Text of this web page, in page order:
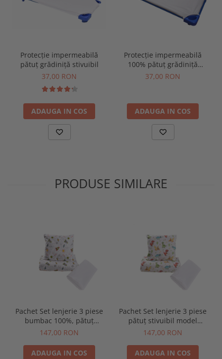
Protecție impermeabilă
pătuț grădiniță stivuibil
37,00 RON
ADAUGA IN COS
Protecție impermeabilă
100% pătuț grădiniță
stivuibil, matlasată, albă,
37,00 RON
ADAUGA IN COS
PRODUSE SIMILARE
Pachet Set lenjerie 3 piese
bumbac 100%, pătuț
stivuibil model rachete +
147,00 RON
ADAUGA IN COS
Pachet Set lenjerie 3 piese
pătuț stivuibil model
dinozauri + protectie
147,00 RON
ADAUGA IN COS